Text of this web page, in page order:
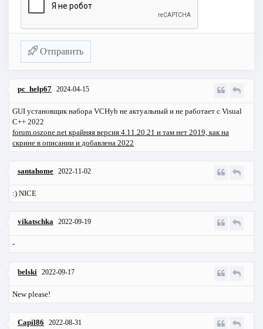
Отправить
pc_help67 2024-04-15
GUI установщик набора VCHyb не актуальный и не работает с Visual
C++ 2022
forum.oszone.net крайняя версия 4.11.20.21 и там нет 2019, как на
скрине в описании и добавлена 2022
santahome 2022-11-02
:) NICE
vikatschka 2022-09-19
-
belski 2022-09-17
New please!
Capil86 2022-08-31